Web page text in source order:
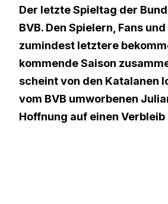
Der letzte Spieltag der
BVB. Den Spielern, Fans
zumindest letztere
kommende Saison
scheint von den Katalanen
vom BVB umworbenen
Hoffnung auf einen Verbleib